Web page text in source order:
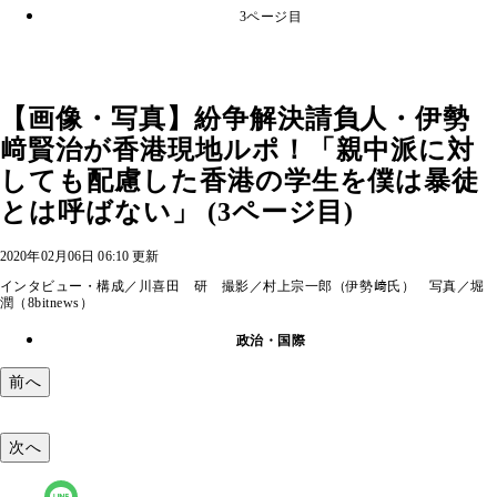
3ページ目
【画像・写真】紛争解決請負人・伊勢
﨑賢治が香港現地ルポ！「親中派に対
しても配慮した香港の学生を僕は暴徒
とは呼ばない」 (3ページ目)
2020年02月06日 06:10 更新
インタビュー・構成／川喜田 研 撮影／村上宗一郎（伊勢﨑氏） 写真／堀
潤（8bitnews）
政治・国際
前へ
次へ